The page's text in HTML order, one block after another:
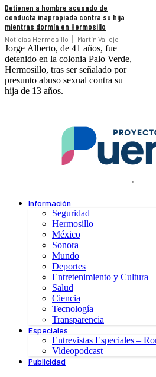
Detienen a hombre acusado de
conducta inapropiada contra su hija
mientras dormía en Hermosillo
Noticias Hermosillo Martín Vallejo
Jorge Alberto, de 41 años, fue
detenido en la colonia Palo Verde,
Hermosillo, tras ser señalado por
presunto abuso sexual contra su
hija de 13 años.
.
Información
Seguridad
Hermosillo
México
Sonora
Mundo
Deportes
Entretenimiento y Cultura
Salud
Ciencia
Tecnología
Transparencia
Especiales
Entrevistas Especiales –
Videopodcast
Publicidad